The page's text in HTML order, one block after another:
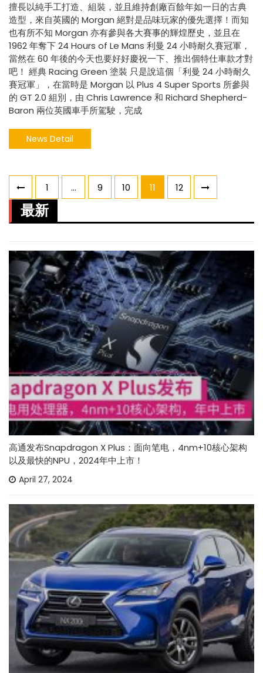
擅長以純手工打造、組裝，並且維持創廠百餘年如一日的古典
造型，來自英國的 Morgan 絕對是品味玩家的優先選擇！而知
也有所不知 Morgan 亦有參與各大賽事的輝煌歷史，並且在
1962 年奪下 24 Hours of Le Mans 利曼 24 小時耐久賽冠軍，
當然在 60 年後的今天也要好好慶祝一下、推出個特仕車款才對
吧！ 經典 Racing Green 塗裝 只是說這個「利曼 24 小時耐久
賽冠軍」，在當時是 Morgan 以 Plus 4 Super Sports 所參與
的 GT 2.0 組別，由 Chris Lawrence 和 Richard Shepherd-
Baron 兩位英國車手所駕駛，完成
News Detail
Posts
pagination
1 … 9 10 11 12
最新
高通发布Snapdragon X Plus：面向笔电，4nm+10核心架构
以及最快的NPU，2024年中上市！
April 27, 2024